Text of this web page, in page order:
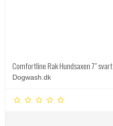
Comfortline Rak Hundsaxen 7" svart
Dogwash.dk